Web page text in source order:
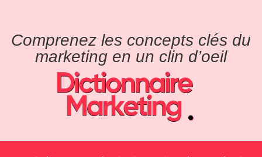
Comprenez les concepts clés du
marketing en un clin d’oeil